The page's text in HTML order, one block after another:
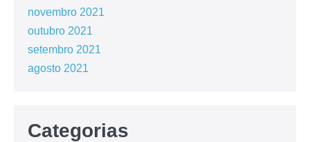
novembro 2021
outubro 2021
setembro 2021
agosto 2021
Categorias